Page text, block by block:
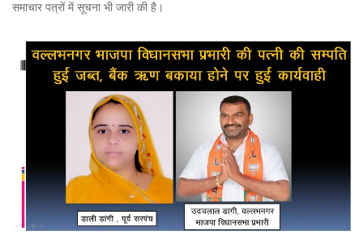
समाचार पत्रों में सूचना भी जारी की है।